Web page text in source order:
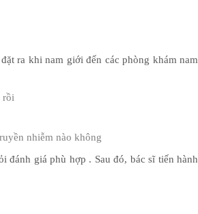
ra khi nam giới đến các phòng khám nam
rồi
nhiễm nào không
đánh giá phù hợp . Sau đó, bác sĩ tiến hành